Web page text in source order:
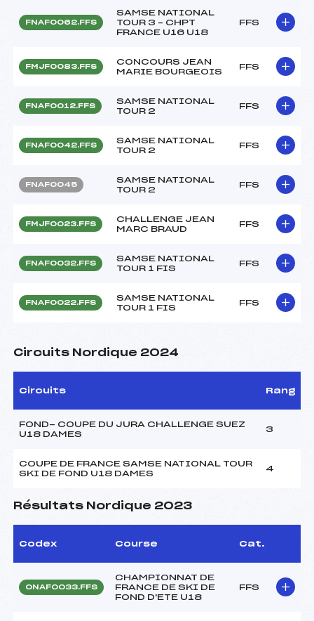
FNAF0062.FFS
SAMSE NATIONAL
TOUR 3 – CHPT
FRANCE U16 U18
FFS
FMJF0083.FFS
CONCOURS JEAN
MARIE BOURGEOIS
FFS
FNAF0012.FFS
SAMSE NATIONAL
TOUR 2
FFS
FNAF0042.FFS
SAMSE NATIONAL
TOUR 2
FFS
FNAF0045
SAMSE NATIONAL
TOUR 2
FFS
FMJF0023.FFS
CHALLENGE JEAN
MARC BRAUD
FFS
FNAF0032.FFS
SAMSE NATIONAL
TOUR 1 FIS
FFS
FNAF0022.FFS
SAMSE NATIONAL
TOUR 1 FIS
FFS
Circuits Nordique 2024
Circuits Rang
FOND- COUPE DU JURA CHALLENGE SUEZ
U18 DAMES
3
COUPE DE FRANCE SAMSE NATIONAL TOUR
SKI DE FOND U18 DAMES
4
Résultats Nordique 2023
Codex Course Cat.
ONAF0033.FFS
CHAMPIONNAT DE
FRANCE DE SKI DE
FOND D'ETE U18
FFS